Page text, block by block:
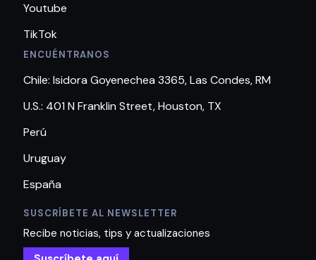
Youtube
TikTok
ENCUÉNTRANOS
Chile: Isidora Goyenechea 3365, Las Condes, RM
U.S.: 401 N Franklin Street, Houston, TX
Perú
Uruguay
España
SUSCRÍBETE AL NEWSLETTER
Recibe noticias, tips y actualizaciones